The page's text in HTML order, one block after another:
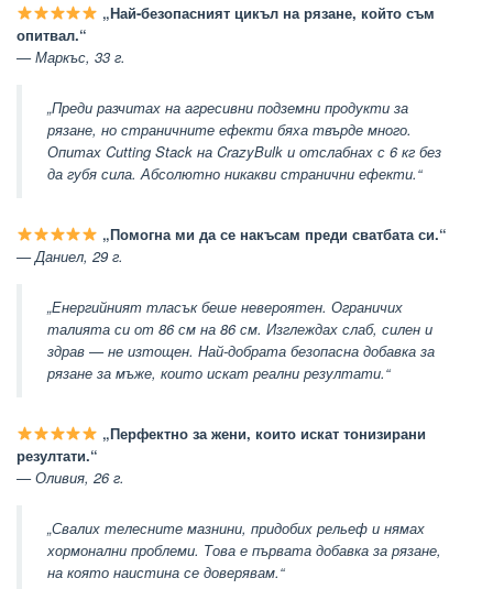
„Най-безопасният цикъл на рязане, който съм
опитвал.“
— Маркъс, 33 г.
„Преди разчитах на агресивни подземни продукти за
рязане, но страничните ефекти бяха твърде много.
Опитах Cutting Stack на CrazyBulk и отслабнах с 6 кг без
да губя сила. Абсолютно никакви странични ефекти.“
„Помогна ми да се накъсам преди сватбата си.“
— Даниел, 29 г.
„Енергийният тласък беше невероятен. Ограничих
талията си от 86 см на 86 см. Изглеждах слаб, силен и
здрав — не изтощен. Най-добрата безопасна добавка за
рязане за мъже, които искат реални резултати.“
„Перфектно за жени, които искат тонизирани
резултати.“
— Оливия, 26 г.
„Свалих телесните мазнини, придобих рельеф и нямах
хормонални проблеми. Това е първата добавка за рязане,
на която наистина се доверявам.“